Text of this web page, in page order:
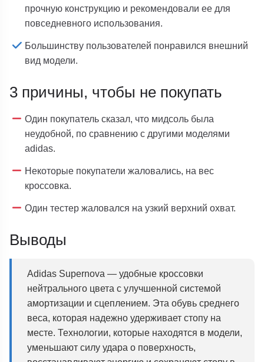
прочную конструкцию и рекомендовали ее для
повседневного использования.
Большинству пользователей понравился внешний
вид модели.
3 причины, чтобы не покупать
Один покупатель сказал, что мидсоль была
неудобной, по сравнению с другими моделями
adidas.
Некоторые покупатели жаловались, на вес
кроссовка.
Один тестер жаловался на узкий верхний охват.
Выводы
Adidas Supernova — удобные кроссовки
нейтрального цвета с улучшенной системой
амортизации и сцеплением. Эта обувь среднего
веса, которая надежно удерживает стопу на
месте. Технологии, которые находятся в модели,
уменьшают силу удара о поверхность,